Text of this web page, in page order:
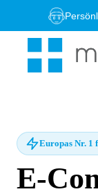
springen
Europas Nr. 1
E-